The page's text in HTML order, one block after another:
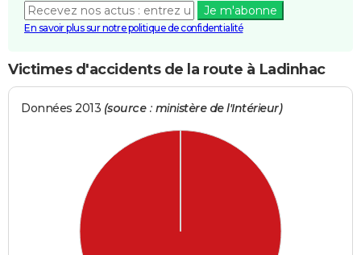
Je m'abonne
En savoir plus sur notre politique de confidentialité
Victimes d'accidents de la route à Ladinhac
Données 2013 (source : ministère de l'Intérieur)